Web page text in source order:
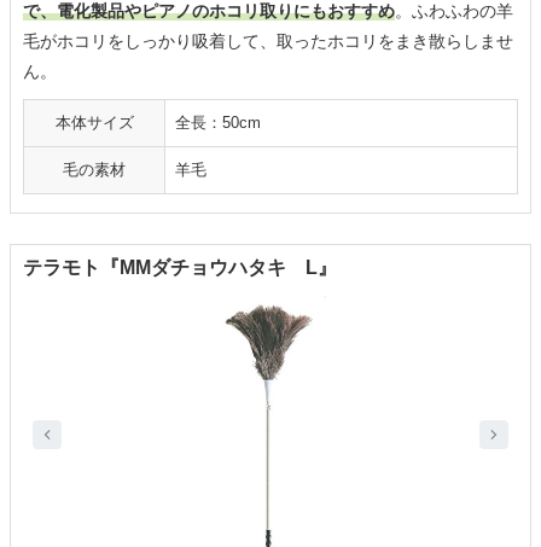
で、電化製品やピアノのホコリ取りにもおすすめ。ふわふわの羊
毛がホコリをしっかり吸着して、取ったホコリをまき散らしませ
ん。
本体サイズ 全長：50cm
毛の素材 羊毛
テラモト『MMダチョウハタキ L』